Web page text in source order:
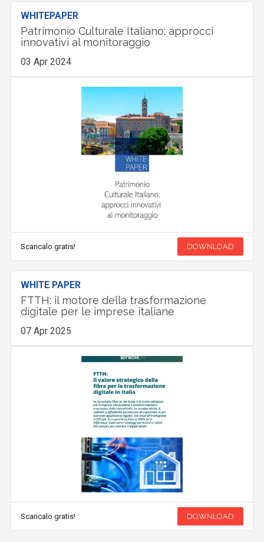
WHITEPAPER
Patrimonio Culturale Italiano: approcci
innovativi al monitoraggio
03 Apr 2024
Scaricalo gratis! DOWNLOAD
WHITE PAPER
FTTH: il motore della trasformazione
digitale per le imprese italiane
07 Apr 2025
Scaricalo gratis! DOWNLOAD